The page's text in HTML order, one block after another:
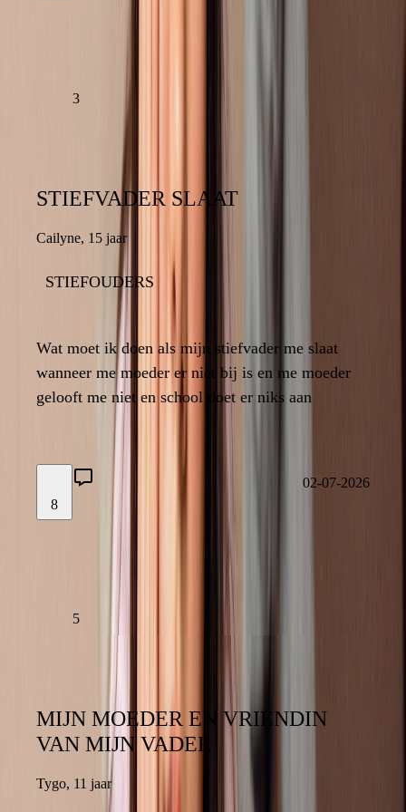
3
STIEFVADER SLAAT
Cailyne, 15 jaar
STIEFOUDERS
Wat moet ik doen als mijn stiefvader me slaat
wanneer me moeder er niet bij is en me moeder
gelooft me niet en school doet er niks aan
8
5
02-07-2026
STIEFVADER SLAAT
Wat moet ik doen als mijn stiefvader me slaat
wanneer me moeder er niet bij is en me moeder
gelooft me niet en school doet er niks aan
LAAT EEN REACTIE ACHTER
MIJN MOEDER EN VRIENDIN
VAN MIJN VADER
Tygo, 11 jaar
MIJN MOEDER EN VRIENDIN
VAN MIJN VADER